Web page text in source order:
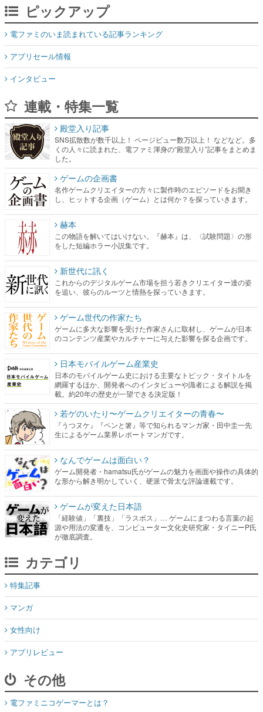
ピックアップ
電ファミのいま読まれている記事ランキング
アプリセール情報
インタビュー
連載・特集一覧
殿堂入り記事
SNS拡散数が数千以上！ ページビュー数万以上！ などなど。多
くの人々に読まれた、電ファミ渾身の“殿堂入り”記事をまとめま
した。
ゲームの企画書
名作ゲームクリエイターの方々に製作時のエピソードをお聞き
し、ヒットする企画（ゲーム）とは何か？を探っていきます。
赫本
この物語を解いてはいけない。『赫本』は、〈試験問題〉の形
をした短編ホラー小説集です。
新世代に訊く
これからのデジタルゲーム市場を担う若きクリエイター達の姿
を追い、彼らのルーツと情熱を探っていきます。
ゲーム世代の作家たち
ゲームに多大な影響を受けた作家さんに取材し、ゲームが日本
のコンテンツ産業やカルチャーに与えた影響を探る企画です。
日本モバイルゲーム産業史
日本のモバイルゲーム史における主要なトピック・タイトルを
網羅するほか、開発者へのインタビューや識者による解説を掲
載。約20年の歴史が一望できる決定版！
若ゲのいたり〜ゲームクリエイターの青春〜
『うつヌケ』『ペンと箸』等で知られるマンガ家・田中圭一先
生によるゲーム業界レポートマンガです。
なんでゲームは面白い？
ゲーム開発者・hamatsu氏がゲームの魅力を画面や操作の具体的
な形から解き明かしていく、硬派で骨太な評論連載です。
ゲームが変えた日本語
「経験値」「裏技」「ラスボス」… ゲームにまつわる言葉の起
源や用法の変遷を、コンピューター文化史研究家・タイニーP氏
が徹底調査。
カテゴリ
特集記事
マンガ
女性向け
アプリレビュー
その他
電ファミニコゲーマーとは？